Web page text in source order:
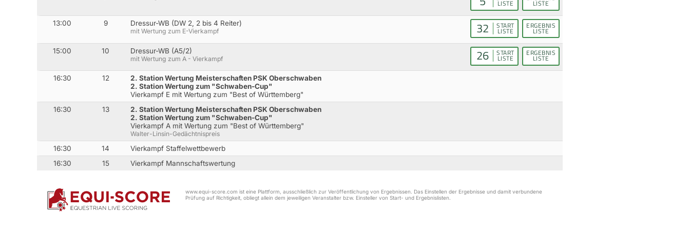
LISTE LISTE
13:00 9 Dressur-WB (DW 2, 2 bis 4 Reiter)
mit Wertung zum E-Vierkampf 32 START
LISTE
ERGEBNIS
LISTE
15:00 10 Dressur-WB (A5/2)
mit Wertung zum A - Vierkampf 26 START
LISTE
ERGEBNIS
LISTE
16:30 12
2. Station Wertung Meisterschaften PSK Oberschwaben
2. Station Wertung zum "Schwaben-Cup"
Vierkampf E mit Wertung zum "Best of Württemberg"
16:30
13
2. Station Wertung Meisterschaften PSK Oberschwaben
2. Station Wertung zum "Schwaben-Cup"
Vierkampf A mit Wertung zum "Best of Württemberg"
Walter-Linsin-Gedächtnispreis
16:30 14
Vierkampf Staffelwettbewerb
16:30
15 Vierkampf Mannschaftswertung
www.equi-score.com ist eine Plattform, ausschließlich zur Veröffentlichung von Ergebnissen. Das Einstellen der Ergebnisse und damit verbundene
Prüfung auf Richtigkeit, obliegt allein dem jeweiligen Veranstalter bzw. Einsteller von Start- und Ergebnislisten.